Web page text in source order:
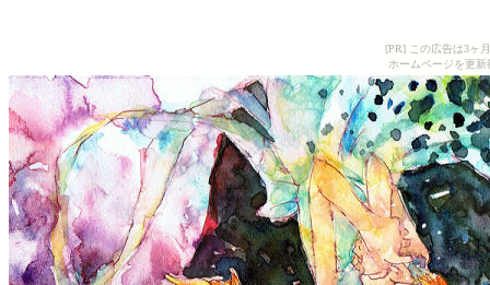
[PR] この広告は3ヶ
ホームページを更